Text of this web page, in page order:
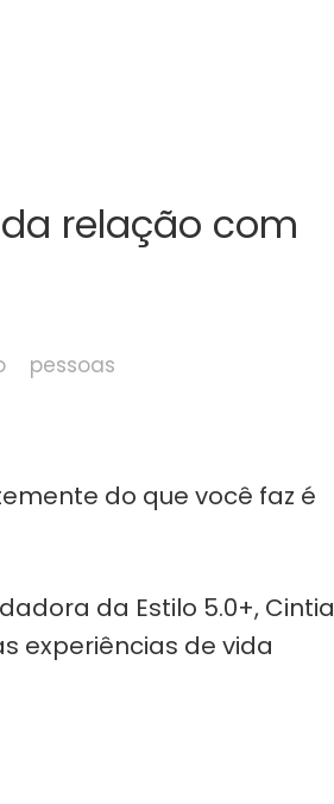
relação com
pessoas
do que você faz é
da Estilo 5.0+, Cintia
experiências de vida